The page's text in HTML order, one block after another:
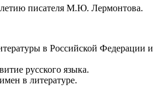
писателя М.Ю. Лермонтова.
в Российской Федерации и
русского языка.
в литературе.